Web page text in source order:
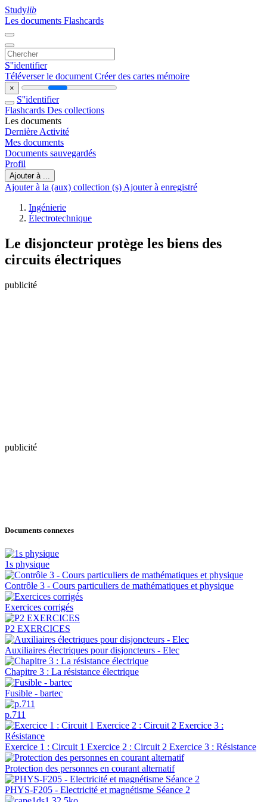
Studylib
Les documents Flashcards
S''identifier
Téléverser le document Créer des cartes mémoire
×
S''identifier
Flashcards Des collections
Les documents
Dernière Activité
Mes documents
Documents sauvegardés
Profil
Ajouter à ...
Ajouter à la (aux) collection (s) Ajouter à enregistré
Ingénierie
Électrotechnique
Le disjoncteur protège les biens des
circuits électriques
publicité
publicité
Documents connexes
1s physique
Contrôle 3 - Cours particuliers de mathématiques et physique
Exercices corrigés
P2 EXERCICES
Auxiliaires électriques pour disjoncteurs - Elec
Chapitre 3 : La résistance électrique
Fusible - bartec
p.711
Exercice 1 : Circuit 1 Exercice 2 : Circuit 2 Exercice 3 : Résistance
Protection des personnes en courant alternatif
PHYS-F205 - Electricité et magnétisme Séance 2